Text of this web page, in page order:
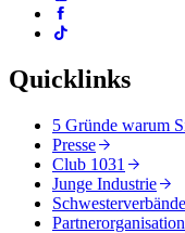
Quicklinks
5 Gründe warum
Presse
Club 1031
Junge Industrie
Schwesterverbände